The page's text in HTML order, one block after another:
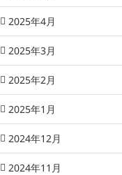
2025年4月
2025年3月
2025年2月
2025年1月
2024年12月
2024年11月